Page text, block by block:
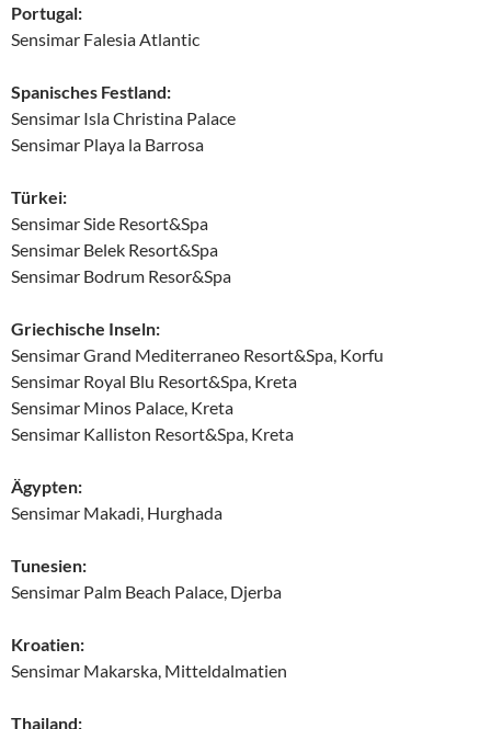
Portugal:
Sensimar Falesia Atlantic
Spanisches Festland:
Sensimar Isla Christina Palace
Sensimar Playa la Barrosa
Türkei:
Sensimar Side Resort&Spa
Sensimar Belek Resort&Spa
Sensimar Bodrum Resor&Spa
Griechische Inseln:
Sensimar Grand Mediterraneo Resort&Spa, Korfu
Sensimar Royal Blu Resort&Spa, Kreta
Sensimar Minos Palace, Kreta
Sensimar Kalliston Resort&Spa, Kreta
Ägypten:
Sensimar Makadi, Hurghada
Tunesien:
Sensimar Palm Beach Palace, Djerba
Kroatien:
Sensimar Makarska, Mitteldalmatien
Thailand: